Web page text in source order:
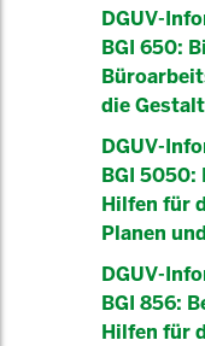
DGUV-
BGI 650:
die
DGUV-
BGI 5050:
Hilfen für
Planen
DGUV-
BGI 856:
Hilfen für